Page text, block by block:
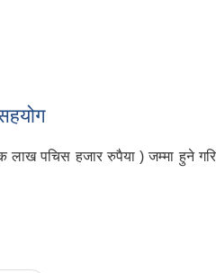
पचिस हजार रुपैया ) जम्मा हुने गरि